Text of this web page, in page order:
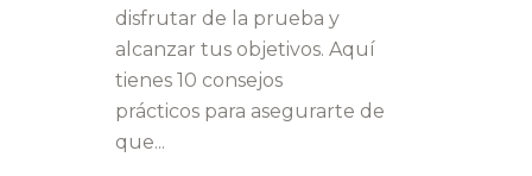
disfrutar de la prueba y
alcanzar tus objetivos. Aquí
tienes 10 consejos
prácticos para asegurarte de
que...